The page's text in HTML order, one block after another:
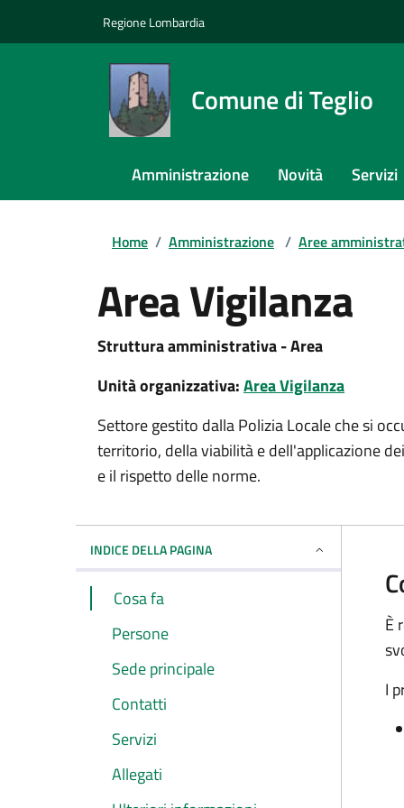
Regione Lombardia
Comune di Teglio
Amministrazione Novità Servizi
Home / Amministrazione / Aree
Area Vigilanza
Struttura amministrativa - Area
Unità organizzativa:Area Vigilanza
Settore gestito dalla Polizia Locale che si
territorio, della viabilità e dell'applicazione
e il rispetto delle norme.
INDICE DELLA PAGINA
Cosa fa
Persone
Sede principale
Contatti
Servizi
Allegati
È
I